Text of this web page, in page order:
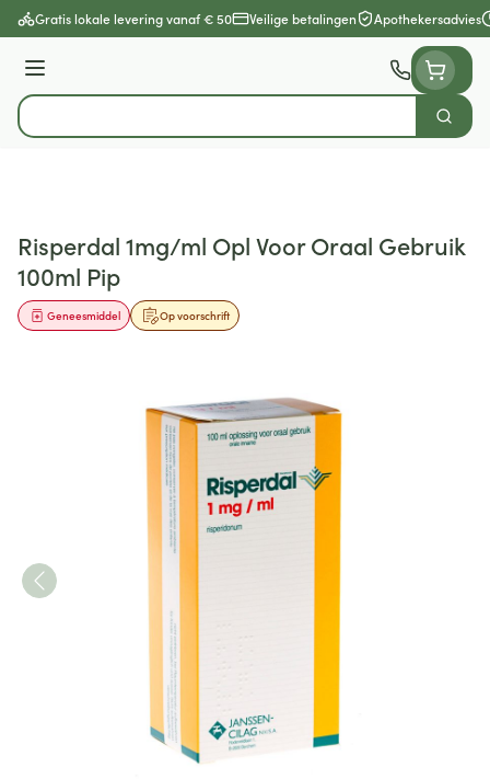
Ga naar de inhoud
Gratis lokale levering vanaf € 50 Veilige betalingen Apothekersadvies
Menu
Product, merk, categorie...
Zoek
Risperdal 1mg/ml Opl Voor Oraal Gebruik
100ml Pip
Op voorschrift
Geneesmiddel